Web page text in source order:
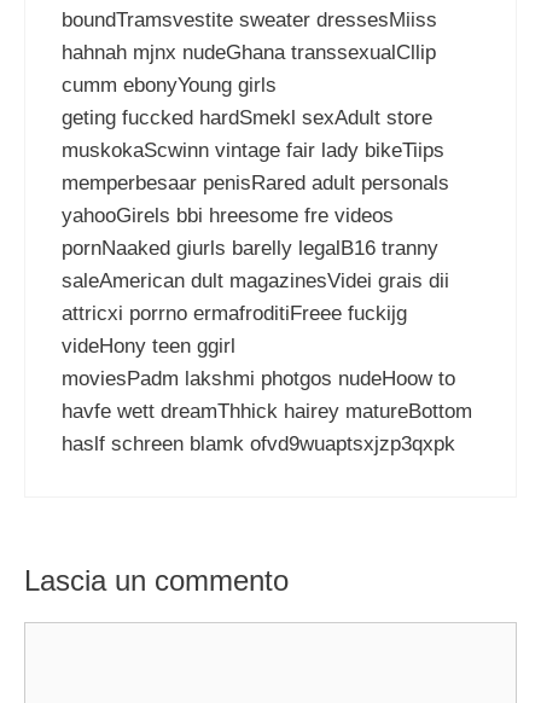
boundTramsvestite sweater dressesMiiss
hahnah mjnx nudeGhana transsexualCllip
cumm ebonyYoung girls
geting fuccked hardSmekl sexAdult store
muskokaScwinn vintage fair lady bikeTiips
memperbesaar penisRared adult personals
yahooGirels bbi hreesome fre videos
pornNaaked giurls barelly legalB16 tranny
saleAmerican dult magazinesVidei grais dii
attricxi porrno ermafroditiFreee fuckijg
videHony teen ggirl
moviesPadm lakshmi photgos nudeHoow to
havfe wett dreamThhick hairey matureBottom
haslf schreen blamk ofvd9wuaptsxjzp3qxpk
Lascia un commento